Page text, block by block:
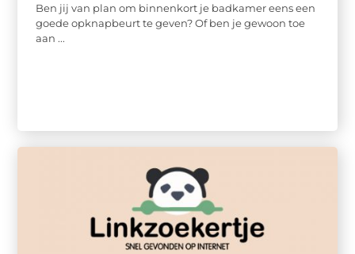
Ben jij van plan om binnenkort je badkamer eens een
goede opknapbeurt te geven? Of ben je gewoon toe
aan ...